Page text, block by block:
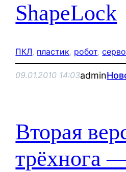
ShapeLock
ПКЛ, пластик, робот,
09.01.2010 14:03admin
Вторая
трёхнога